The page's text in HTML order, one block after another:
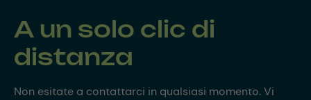
A un solo clic di
distanza
Non esitate a contattarci in qualsiasi momento. Vi